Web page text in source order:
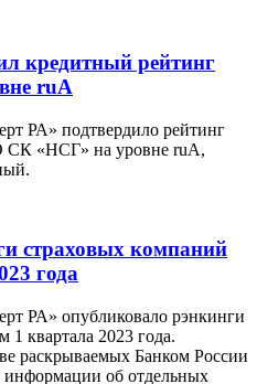
кредитный рейтинг
ruA
РА» подтвердило рейтинг
СК «НСГ» на уровне ruA,
страховых компаний
года
РА» опубликовало рэнкинги
1 квартала 2023 года.
раскрываемых Банком России
информации об отдельных